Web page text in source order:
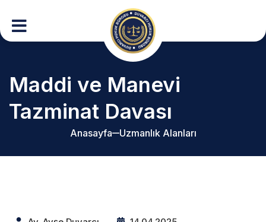
Maddi ve Manevi
Tazminat Davası
Anasayfa Uzmanlık Alanları